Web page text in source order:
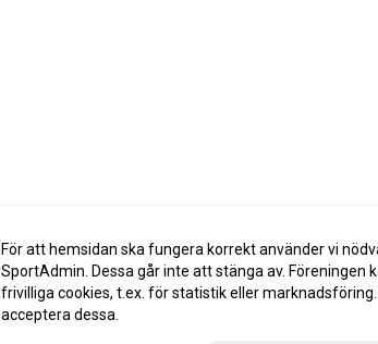
För att hemsidan ska fungera korrekt använder vi
SportAdmin. Dessa går inte att stänga av. Föreningen
frivilliga cookies, t.ex. för statistik eller marknadsföring.
acceptera dessa.